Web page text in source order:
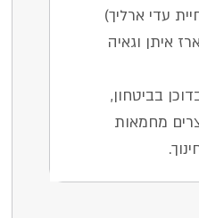
עדי ארליך)
איתן וגאיה
בביטחון,
מחמאות